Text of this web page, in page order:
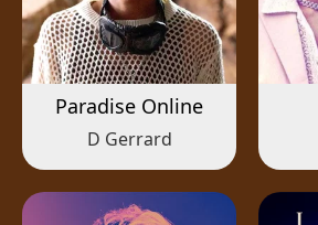
Paradise Online
D Gerrard